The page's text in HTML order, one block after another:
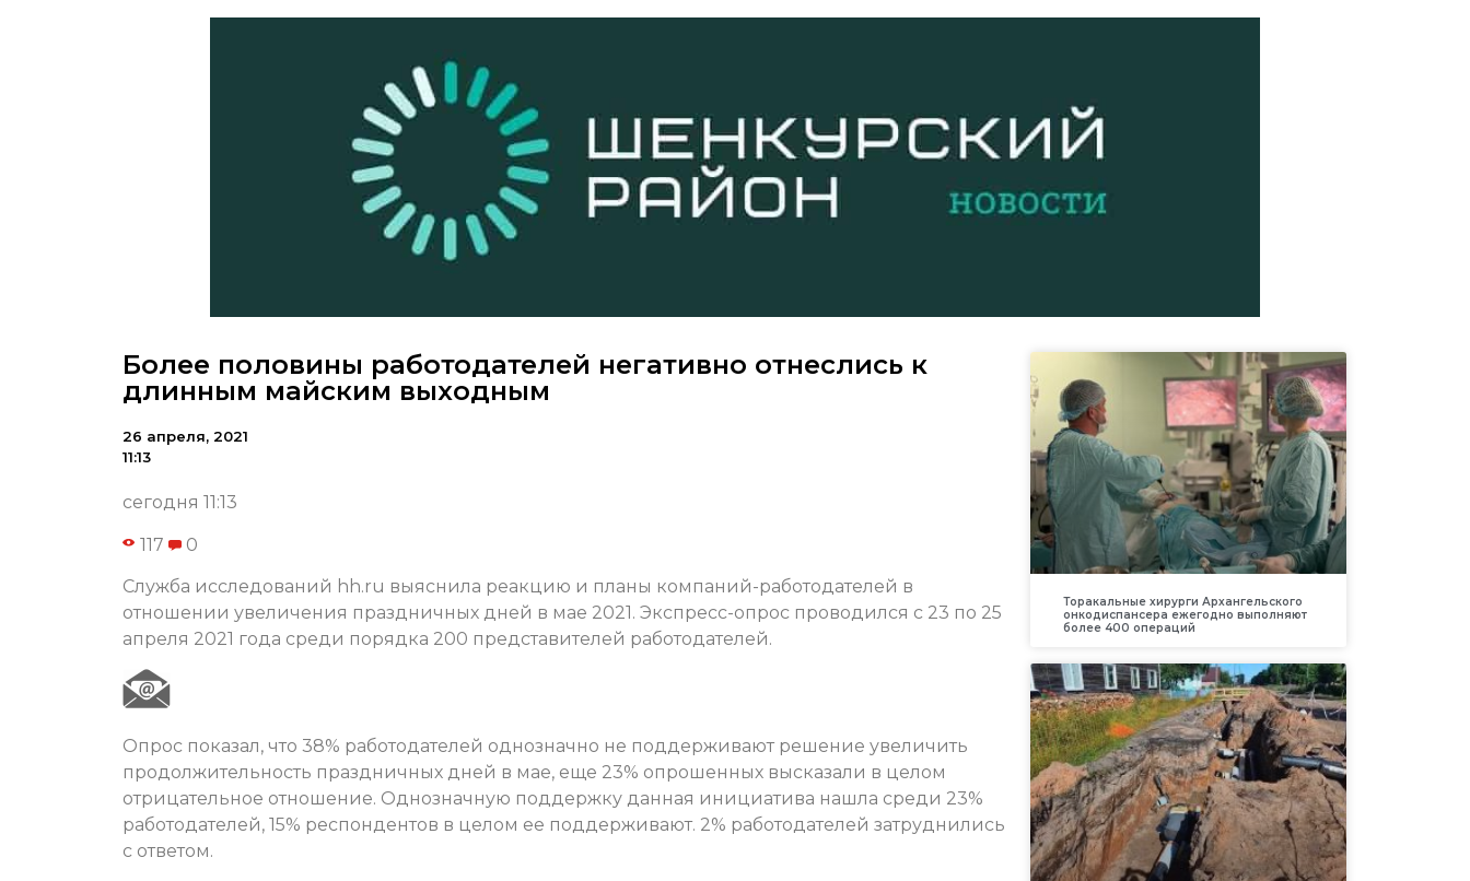
Более половины работодателей негативно отнеслись к
длинным майским выходным
26 апреля, 2021
11:13
сегодня 11:13
117 0
Служба исследований hh.ru выяснила реакцию и планы компаний-работодателей в
отношении увеличения праздничных дней в мае 2021. Экспресс-опрос проводился с 23 по 25
апреля 2021 года среди порядка 200 представителей работодателей.
Опрос показал, что 38% работодателей однозначно не поддерживают решение увеличить
продолжительность праздничных дней в мае, еще 23% опрошенных высказали в целом
отрицательное отношение. Однозначную поддержку данная инициатива нашла среди 23%
работодателей, 15% респондентов в целом ее поддерживают. 2% работодателей затруднились
с ответом.
Торакальные хирурги Архангельского
онкодиспансера ежегодно выполняют
более 400 операций